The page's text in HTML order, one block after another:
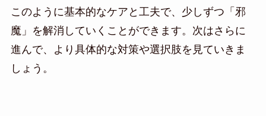
このように基本的なケアと工夫で、少しずつ「邪
魔」を解消していくことができます。次はさらに
進んで、より具体的な対策や選択肢を見ていきま
しょう。